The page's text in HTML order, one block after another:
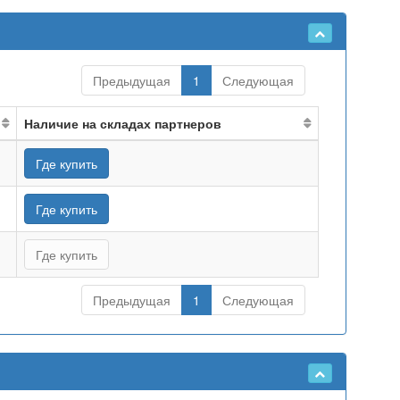
Предыдущая 1 Следующая
Наличие на складах партнеров
Где купить
Где купить
Где купить
Предыдущая 1 Следующая